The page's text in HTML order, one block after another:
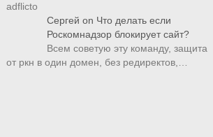
adflicto
Сергей on Что делать если
Роскомнадзор блокирует сайт?
Всем советую эту команду, защита
от ркн в один домен, без редиректов,…